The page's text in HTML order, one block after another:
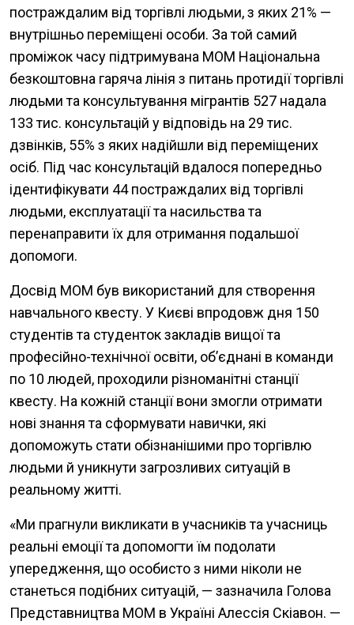
постраждалим від торгівлі людьми, з яких 21% —
внутрішньо переміщені особи. За той самий
проміжок часу підтримувана МОМ Національна
безкоштовна гаряча лінія з питань протидії торгівлі
людьми та консультування мігрантів 527 надала
133 тис. консультацій у відповідь на 29 тис.
дзвінків, 55% з яких надійшли від переміщених
осіб. Під час консультацій вдалося попередньо
ідентифікувати 44 постраждалих від торгівлі
людьми, експлуатації та насильства та
перенаправити їх для отримання подальшої
допомоги.
Досвід МОМ був використаний для створення
навчального квесту. У Києві впродовж дня 150
студентів та студенток закладів вищої та
професійно-технічної освіти, об’єднані в команди
по 10 людей, проходили різноманітні станції
квесту. На кожній станції вони змогли отримати
нові знання та сформувати навички, які
допоможуть стати обізнанішими про торгівлю
людьми й уникнути загрозливих ситуацій в
реальному житті.
«Ми прагнули викликати в учасників та учасниць
реальні емоції та допомогти їм подолати
упередження, що особисто з ними ніколи не
станеться подібних ситуацій, — зазначила Голова
Представництва МОМ в Україні Алессія Скіавон. —